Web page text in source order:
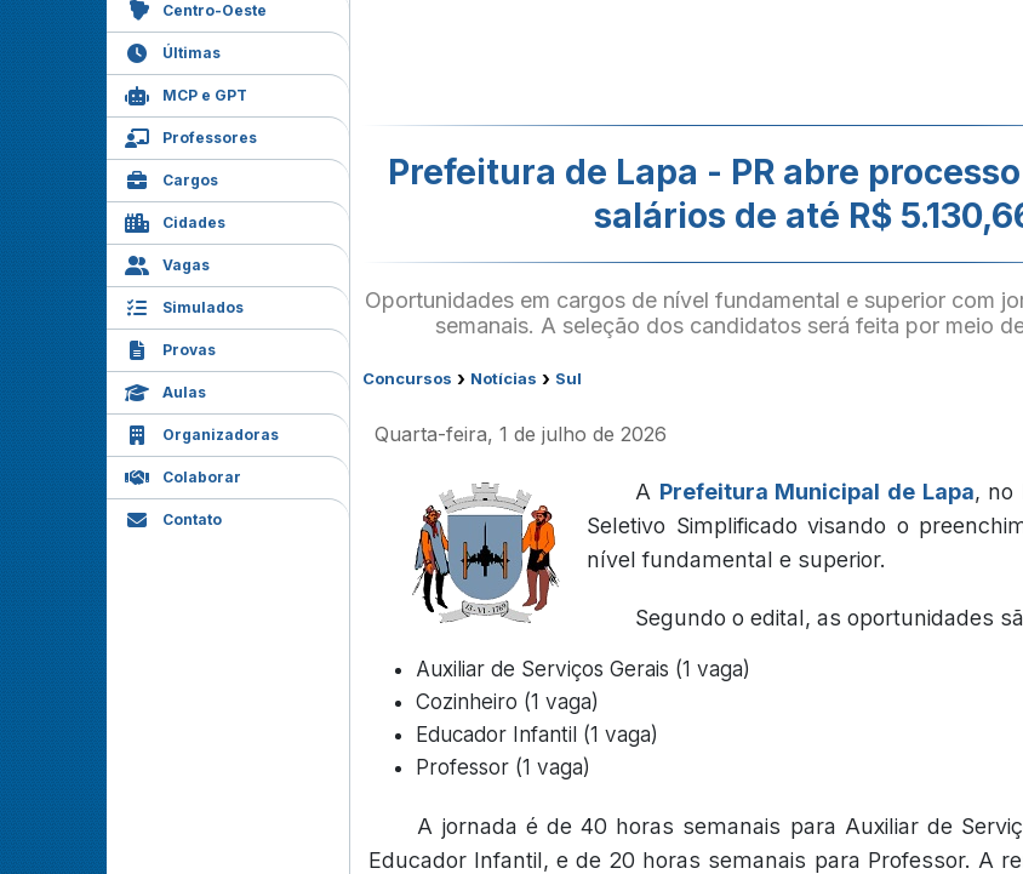
Centro-Oeste
Últimas
MCP e GPT
Professores
Cargos
Cidades
Vagas
Simulados
Provas
Aulas
Organizadoras
Colaborar
Contato
Prefeitura de Lapa - PR abre
salários de até R$
Oportunidades em cargos de nível fundamental e superior com
semanais. A seleção dos candidatos será feita por meio
Concursos › Notícias › Sul
Quarta-feira, 1 de julho de 2026
A Prefeitura Municipal de Lapa, no
Seletivo Simplificado visando o
nível fundamental e superior.
Segundo o edital, as oportunidades
Auxiliar de Serviços Gerais (1 vaga)
Cozinheiro (1 vaga)
Educador Infantil (1 vaga)
Professor (1 vaga)
A jornada é de 40 horas semanais para Auxiliar de
Educador Infantil, e de 20 horas semanais para Professor. A